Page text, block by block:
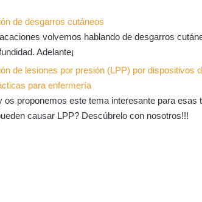
de desgarros cutáneos
volvemos hablando de desgarros
Adelante¡
de lesiones por presión (LPP) por dispositivos
para enfermería
os proponemos este tema interesante para
causar LPP? Descúbrelo con nosotros!!!